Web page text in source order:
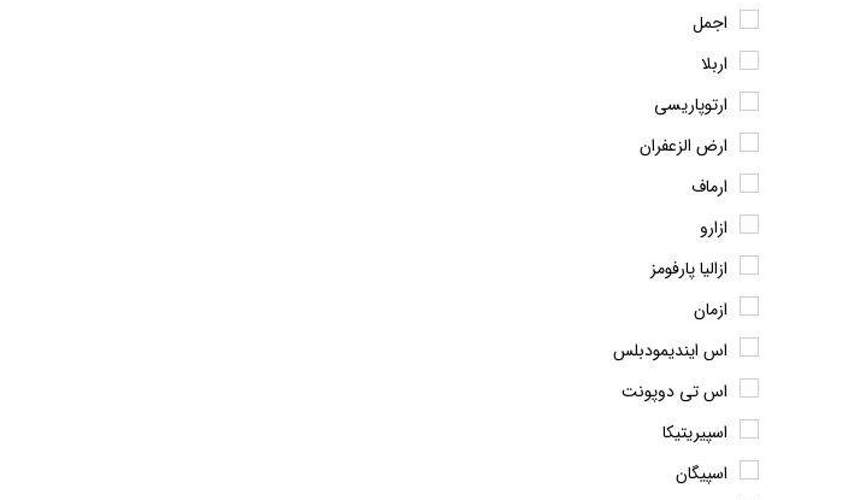
اجمل
اربلا
ارتوپاریسی
ارض الزعفران
ارماف
ازارو
ازالیا پارفومز
ازمان
اس ایندیمودبلس
اس تی دوپونت
اسپیریتیکا
اسپیگان